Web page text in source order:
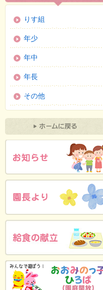
りす組
年少
年中
年長
その他